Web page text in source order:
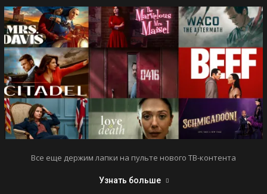
Все еще держим лапки на пульте нового ТВ-контента
Узнать больше